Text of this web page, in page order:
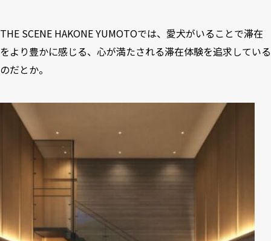
THE SCENE HAKONE YUMOTOでは、愛犬がいることで滞在
をより豊かに感じる、心が満たされる滞在体験を追求している
のだとか。